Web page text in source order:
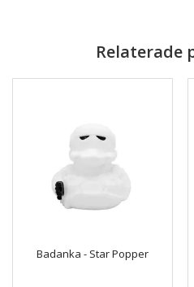
Relaterade
Badanka - Star Popper